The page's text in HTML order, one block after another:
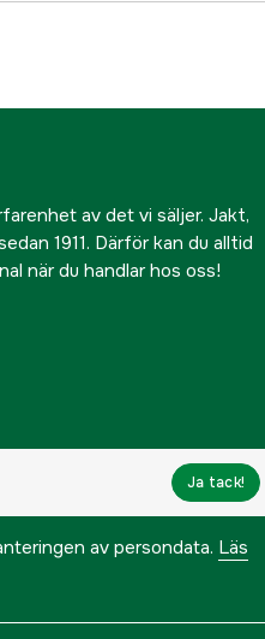
av det vi säljer. Jakt,
1911. Därför kan du alltid
när du handlar hos oss!
Ja tack!
av persondata. Läs